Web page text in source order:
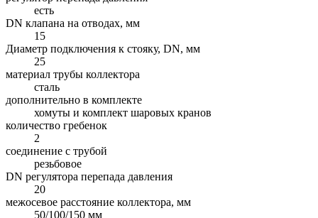
есть
DN клапана на отводах, мм
15
Диаметр подключения к стояку, DN, мм
25
материал трубы коллектора
сталь
дополнительно в комплекте
хомуты и комплект шаровых кранов
количество гребенок
2
соединение с трубой
резьбовое
DN регулятора перепада давления
20
межосевое расстояние коллектора, мм
50/100/150 мм